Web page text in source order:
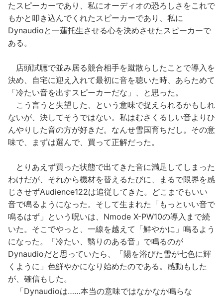
たスピーカーであり、私にオーディオの恐ろしさをこれで
もかと叩き込んでくれたスピーカーであり、私に
Dynaudioと一蓮托生させる心を決めさせたスピーカーで
ある。
店頭試聴で並み居る競合相手を蹴散らしたことで導入を
決め、自宅に迎え入れて最初に音を聴いた時、あらためて
「冷たい音を出すスピーカーだな」、と思った。
こう言うと失望した、という意味で捉えられるかもしれ
ないが、決してそうではない。私はむさくるしい音よりひ
んやりした音の方が好きだ。なんせ雪国育ちだし。その意
味で、まずは選んで、買って正解だった。
とりあえず買った状態で出てきた音に満足してしまった
わけだが、それから機材を替えるたびに、まるで限界を感
じさせずAudience122は追従してきた。どこまでもいい
音で鳴るようになった。そして生まれた「もっといい音で
鳴るはず」という呪いは、Nmode X-PW10の導入まで続
いた。そこでやっと、一線を越えて「鮮やかに」鳴るよう
になった。「冷たい、翳りのある音」で鳴るのが
Dynaudioだと思っていたら、「陽を浴びた雪が七色に輝
くように」色鮮やかになり始めたのである。感動もした
が、確信もした。
「Dynaudioは……本当の意味ではなかなか鳴らな